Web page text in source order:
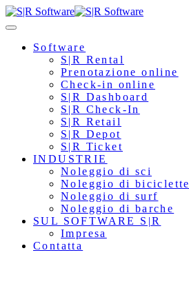
Software
S|R Rental
Prenotazione online
Check-in online
S|R Dashboard
S|R Check-In
S|R Retail
S|R Depot
S|R Ticket
INDUSTRIE
Noleggio di sci
Noleggio di biciclette
Noleggio di surf
Noleggio di barche
SUL SOFTWARE S|R
Impresa
Contatta